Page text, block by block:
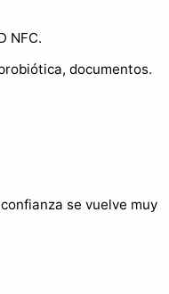
NFC.
documentos.
se vuelve muy